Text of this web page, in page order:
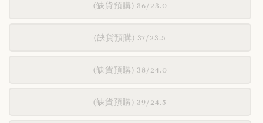
(缺貨預購) 36/23.0
(缺貨預購) 37/23.5
(缺貨預購) 38/24.0
(缺貨預購) 39/24.5